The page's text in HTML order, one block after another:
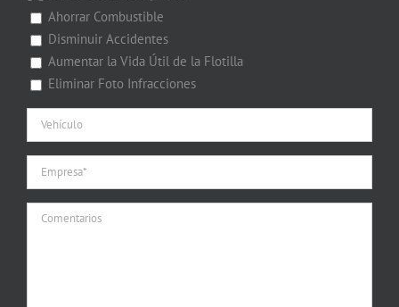
Ahorrar Combustible
Disminuir Accidentes
Aumentar la Vida Útil de la Flotilla
Eliminar Foto Infracciones